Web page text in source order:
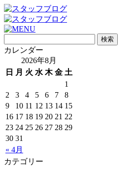
カレンダー
2026年8月
日
月 火 水 木 金 土
« 4月
1
2
3 4 5 6 7
8
9
10 11 12 13 14 15
16 17 18 19 20 21 22
23 24 25 26 27 28 29
30 31
カテゴリー